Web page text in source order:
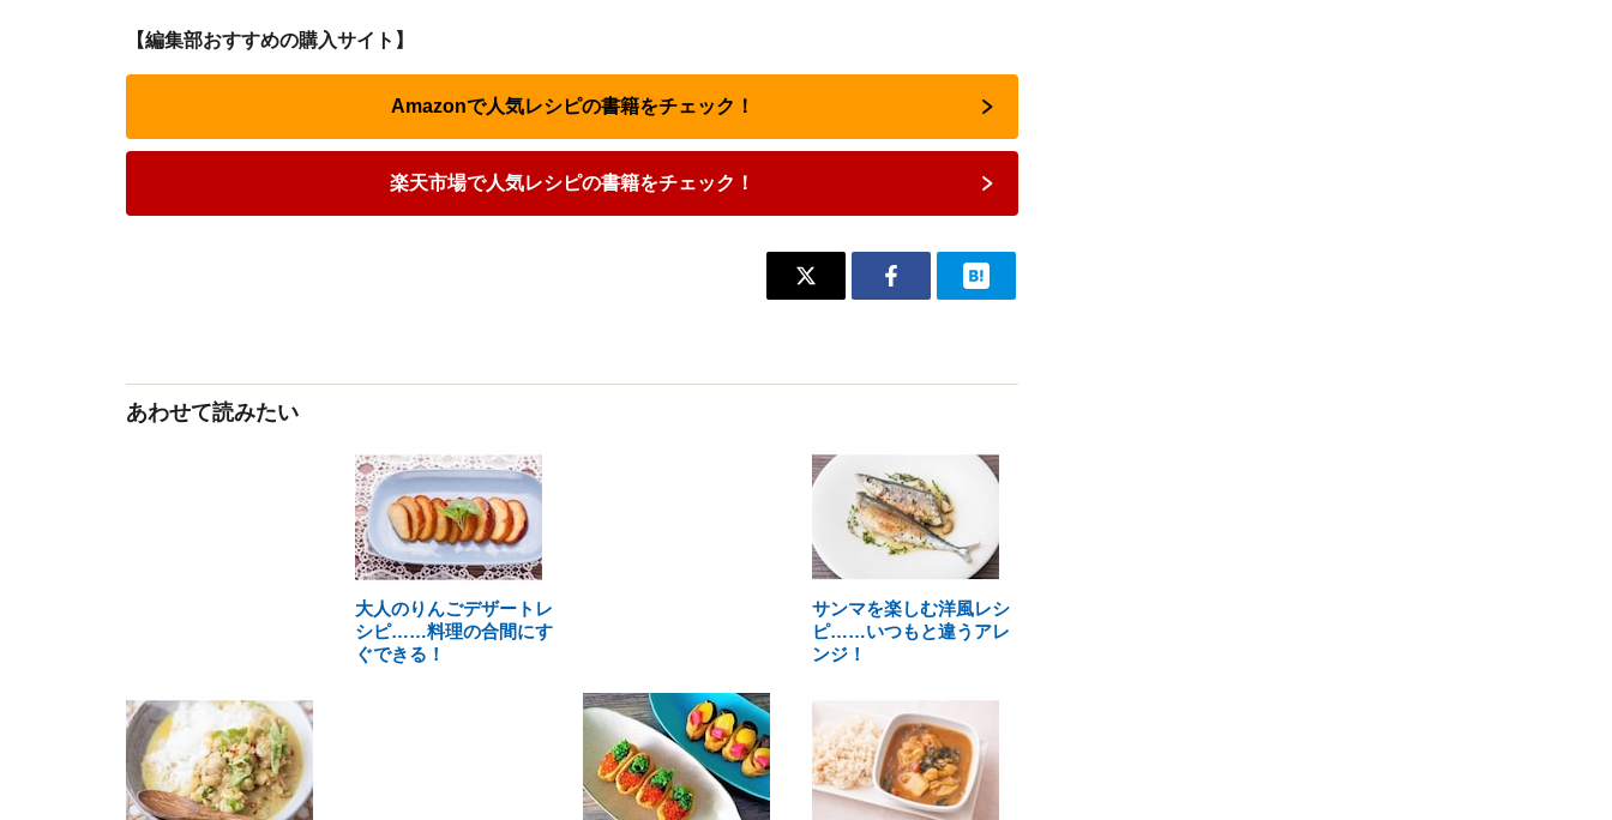
【編集部おすすめの購入サイト】
Amazonで人気レシピの書籍をチェック！
楽天市場で人気レシピの書籍をチェック！
あわせて読みたい
大人のりんごデザートレ
シピ……料理の合間にす
ぐできる！
サンマを楽しむ洋風レシ
ピ……いつもと違うアレ
ンジ！